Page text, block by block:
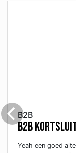
B2B
B2B
Yeah een goed